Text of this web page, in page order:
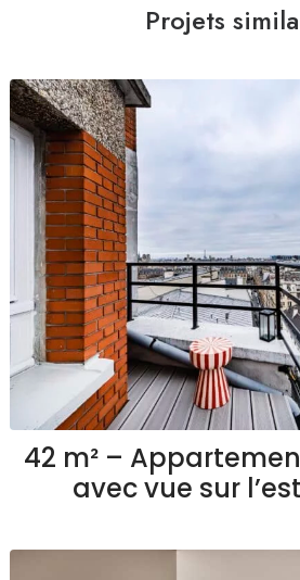
Projets
42 m² –
avec vue sur